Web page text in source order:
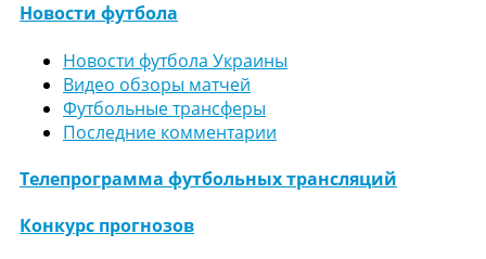
Новости футбола
Новости футбола Украины
Видео обзоры матчей
Футбольные трансферы
Последние комментарии
Телепрограмма футбольных трансляций
Конкурс прогнозов